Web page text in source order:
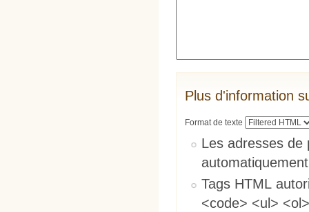
Plus d'information
Format de texte
Les adresses de
Tags HTML
<code> <ul>